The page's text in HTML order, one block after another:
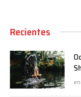
Recientes